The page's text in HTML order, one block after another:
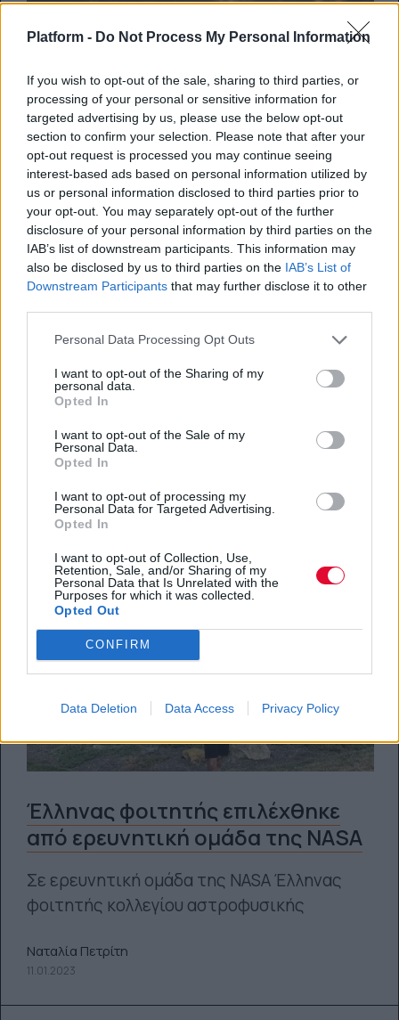
Platform - Do Not Process My Personal Information
If you wish to opt-out of the sale, sharing to third parties, or
processing of your personal or sensitive information for
targeted advertising by us, please use the below opt-out
section to confirm your selection. Please note that after your
opt-out request is processed you may continue seeing
interest-based ads based on personal information utilized by
us or personal information disclosed to third parties prior to
your opt-out. You may separately opt-out of the further
disclosure of your personal information by third parties on the
IAB’s list of downstream participants. This information may
also be disclosed by us to third parties on the IAB’s List of
Downstream Participants that may further disclose it to other
Personal Data Processing Opt Outs
I want to opt-out of the Sharing of my
personal data.
Opted In
I want to opt-out of the Sale of my
Personal Data.
Opted In
I want to opt-out of processing my
Personal Data for Targeted Advertising.
Opted In
I want to opt-out of Collection, Use,
Retention, Sale, and/or Sharing of my
Personal Data that Is Unrelated with the
Purposes for which it was collected.
Opted Out
CONFIRM
Data Deletion Data Access Privacy Policy
Υπογραφή μνημονίου με 4 ΑΕΙ για
την κατασκευή νέου ελληνικού
drone
Υπογραφή μνημονίου συνεργασίας για τον
νέου ελληνικού drone
Ναταλία Πετρίτη
12.01.2023
Έλληνας φοιτητής επιλέχθηκε
από ερευνητική ομάδα της NASA
Σε ερευνητική ομάδα της NASA Έλληνας
φοιτητής κολλεγίου αστροφυσικής
Ναταλία Πετρίτη
11.01.2023